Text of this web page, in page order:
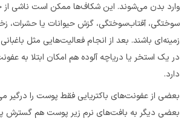
وارد بدن می‌شوند. این شکاف‌ها ممکن است ناشی از
سوختگی، آفتاب‌سوختگی، گزش حیوانات یا حشرات،
زمینه‌ای باشند. بعد از انجام فعالیت‌هایی مثل
در یک استخر یا دریاچه آلوده هم امکان ابتلا به
دارد.
بعضی از عفونت‌های باکتریایی فقط پوست را درگیر
بعضی دیگر به بافت‌های نرم زیر پوست هم گسترش